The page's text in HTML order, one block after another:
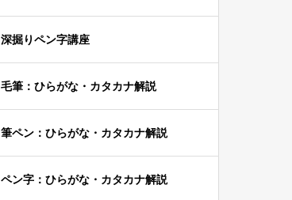
深掘りペン字講座
毛筆：ひらがな・カタカナ解説
筆ペン：ひらがな・カタカナ解説
ペン字：ひらがな・カタカナ解説